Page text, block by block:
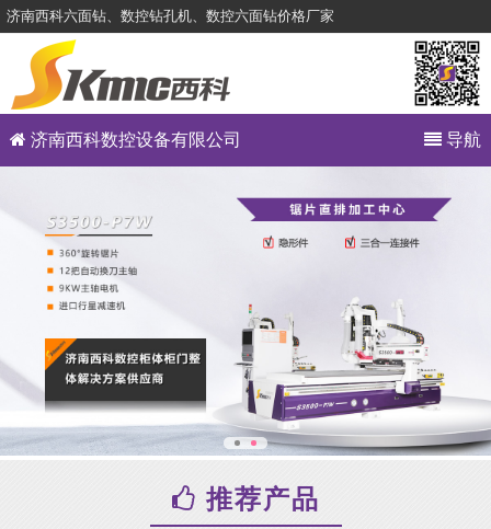
济南西科六面钻、数控钻孔机、数控六面钻价格厂家
济南西科数控设备有限公司 导航
推荐产品